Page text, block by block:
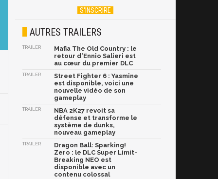
AUTRES TRAILERS
TRAILER
Mafia The Old Country : le
retour d'Ennio Salieri est
au cœur du premier DLC
TRAILER
Street Fighter 6 : Yasmine
est disponible, voici une
nouvelle vidéo de son
gameplay
TRAILER
NBA 2K27 revoit sa
défense et transforme le
système de dunks,
nouveau gameplay
TRAILER
Dragon Ball: Sparking!
Zero : le DLC Super Limit-
Breaking NEO est
disponible avec un
contenu colossal